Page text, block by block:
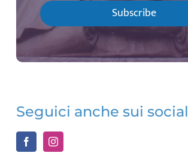
Subscribe
Seguici anche sui social